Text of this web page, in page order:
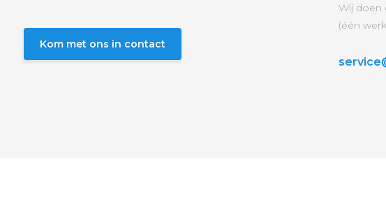
Kom met ons in contact
Wij doen
(één